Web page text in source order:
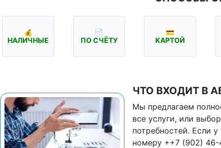
💰
НАЛИЧНЫЕ
📄
ПО СЧЁТУ
💳
КАРТОЙ
ЧТО ВХОДИТ В
Мы предлагаем
все услуги, или
потребностей. Если
номеру ++7 (902) 46-